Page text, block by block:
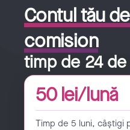
Contul tău
comision
timp de 24
50 lei/lună
Timp de 5 luni, câștigi